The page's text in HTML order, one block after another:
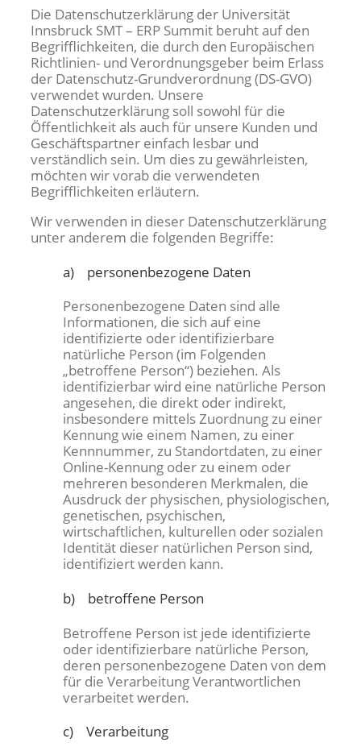
Die Datenschutzerklärung der Universität
Innsbruck SMT – ERP Summit beruht auf den
Begrifflichkeiten, die durch den Europäischen
Richtlinien- und Verordnungsgeber beim Erlass
der Datenschutz-Grundverordnung (DS-GVO)
verwendet wurden. Unsere
Datenschutzerklärung soll sowohl für die
Öffentlichkeit als auch für unsere Kunden und
Geschäftspartner einfach lesbar und
verständlich sein. Um dies zu gewährleisten,
möchten wir vorab die verwendeten
Begrifflichkeiten erläutern.
Wir verwenden in dieser Datenschutzerklärung
unter anderem die folgenden Begriffe:
a) personenbezogene Daten
Personenbezogene Daten sind alle
Informationen, die sich auf eine
identifizierte oder identifizierbare
natürliche Person (im Folgenden
„betroffene Person“) beziehen. Als
identifizierbar wird eine natürliche Person
angesehen, die direkt oder indirekt,
insbesondere mittels Zuordnung zu einer
Kennung wie einem Namen, zu einer
Kennnummer, zu Standortdaten, zu einer
Online-Kennung oder zu einem oder
mehreren besonderen Merkmalen, die
Ausdruck der physischen, physiologischen,
genetischen, psychischen,
wirtschaftlichen, kulturellen oder sozialen
Identität dieser natürlichen Person sind,
identifiziert werden kann.
b) betroffene Person
Betroffene Person ist jede identifizierte
oder identifizierbare natürliche Person,
deren personenbezogene Daten von dem
für die Verarbeitung Verantwortlichen
verarbeitet werden.
c) Verarbeitung